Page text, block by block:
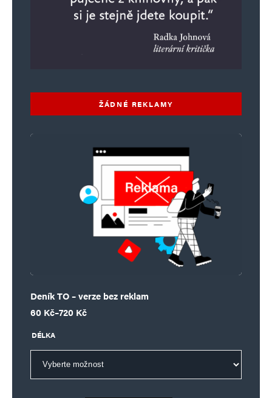
ŽÁDNÉ REKLAMY
Deník TO – verze bez reklam
60 Kč–720 Kč
Rozpětí cen: 60 Kč až 720 Kč
DÉLKA